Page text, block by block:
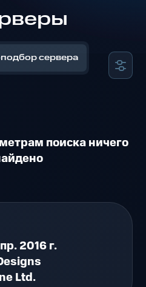
сервера
поиска ничего
2016 г.
Ltd.